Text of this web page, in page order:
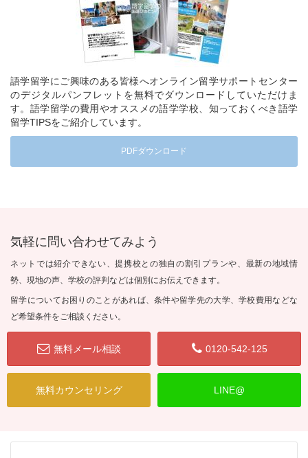
語学留学にご興味のある皆様へオンライン留学サポートセンター
のデジタルパンフレットを無料でダウンロードしていただけま
す。語学留学の費用やオススメの語学学校、知っておくべき語学
留学TIPSをご紹介しています。
PDFダウンロード
気軽に問い合わせてみよう
ネットでは紹介できない、提携校との独自の割引プランや、最新の地域情
勢、現地の声、学校の評判などは個別にお伝えできます。
留学についてお困りのことがあれば、条件や留学先の大学、学校費用などな
ど希望条件をご相談ください。
無料メール相談 0120-542-125
無料カウンセリング LINE@